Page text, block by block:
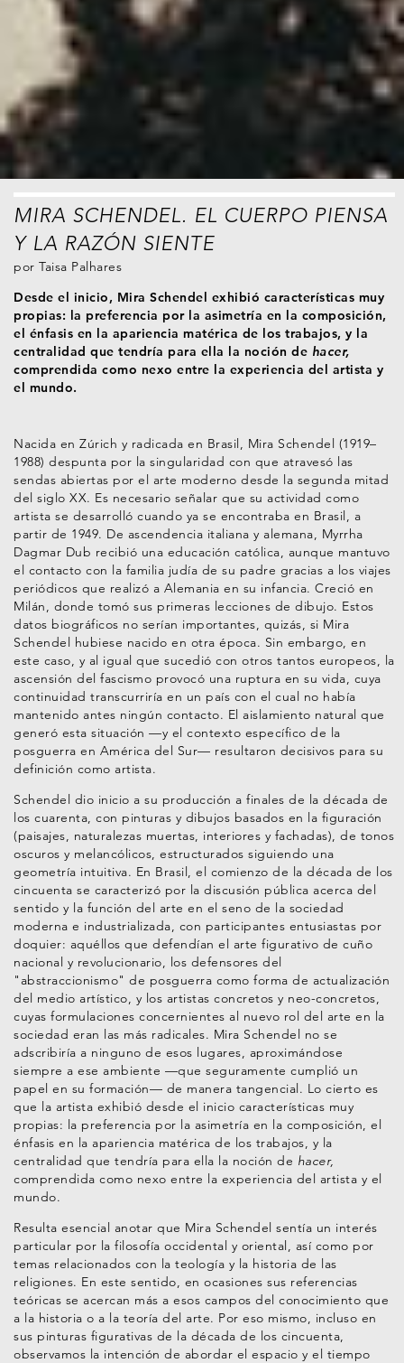
MIRA SCHENDEL. EL CUERPO PIENSA
Y LA RAZÓN SIENTE
por Taisa Palhares
Desde el inicio, Mira Schendel exhibió características muy
propias: la preferencia por la asimetría en la composición,
el énfasis en la apariencia matérica de los trabajos, y la
centralidad que tendría para ella la noción de hacer,
comprendida como nexo entre la experiencia del artista y
el mundo.
Nacida en Zúrich y radicada en Brasil, Mira Schendel (1919–
1988) despunta por la singularidad con que atravesó las
sendas abiertas por el arte moderno desde la segunda mitad
del siglo XX. Es necesario señalar que su actividad como
artista se desarrolló cuando ya se encontraba en Brasil, a
partir de 1949. De ascendencia italiana y alemana, Myrrha
Dagmar Dub recibió una educación católica, aunque mantuvo
el contacto con la familia judía de su padre gracias a los viajes
periódicos que realizó a Alemania en su infancia. Creció en
Milán, donde tomó sus primeras lecciones de dibujo. Estos
datos biográficos no serían importantes, quizás, si Mira
Schendel hubiese nacido en otra época. Sin embargo, en
este caso, y al igual que sucedió con otros tantos europeos, la
ascensión del fascismo provocó una ruptura en su vida, cuya
continuidad transcurriría en un país con el cual no había
mantenido antes ningún contacto. El aislamiento natural que
generó esta situación —y el contexto específico de la
posguerra en América del Sur— resultaron decisivos para su
definición como artista.
Schendel dio inicio a su producción a finales de la década de
los cuarenta, con pinturas y dibujos basados en la figuración
(paisajes, naturalezas muertas, interiores y fachadas), de tonos
oscuros y melancólicos, estructurados siguiendo una
geometría intuitiva. En Brasil, el comienzo de la década de los
cincuenta se caracterizó por la discusión pública acerca del
sentido y la función del arte en el seno de la sociedad
moderna e industrializada, con participantes entusiastas por
doquier: aquéllos que defendían el arte figurativo de cuño
nacional y revolucionario, los defensores del
"abstraccionismo" de posguerra como forma de actualización
del medio artístico, y los artistas concretos y neo-concretos,
cuyas formulaciones concernientes al nuevo rol del arte en la
sociedad eran las más radicales. Mira Schendel no se
adscribiría a ninguno de esos lugares, aproximándose
siempre a ese ambiente —que seguramente cumplió un
papel en su formación— de manera tangencial. Lo cierto es
que la artista exhibió desde el inicio características muy
propias: la preferencia por la asimetría en la composición, el
énfasis en la apariencia matérica de los trabajos, y la
centralidad que tendría para ella la noción de hacer,
comprendida como nexo entre la experiencia del artista y el
mundo.
Resulta esencial anotar que Mira Schendel sentía un interés
particular por la filosofía occidental y oriental, así como por
temas relacionados con la teología y la historia de las
religiones. En este sentido, en ocasiones sus referencias
teóricas se acercan más a esos campos del conocimiento que
a la historia o a la teoría del arte. Por eso mismo, incluso en
sus pinturas figurativas de la década de los cincuenta,
observamos la intención de abordar el espacio y el tiempo